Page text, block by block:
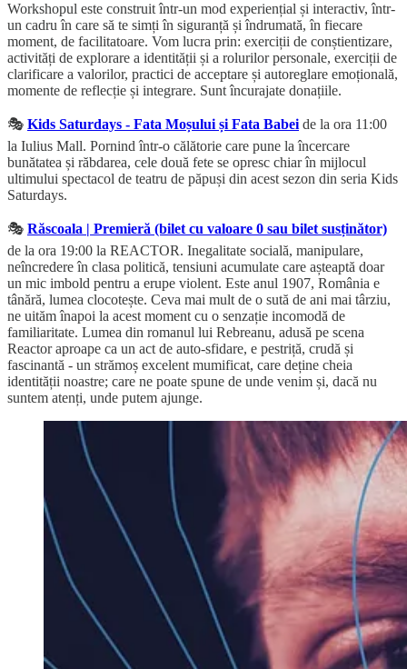
Workshopul este construit într-un mod experiențial și interactiv, într-
un cadru în care să te simți în siguranță și îndrumată, în fiecare
moment, de facilitatoare. Vom lucra prin: exerciții de conștientizare,
activități de explorare a identității și a rolurilor personale, exerciții de
clarificare a valorilor, practici de acceptare și autoreglare emoțională,
momente de reflecție și integrare. Sunt încurajate donațiile.
🎭 Kids Saturdays - Fata Moșului și Fata Babei de la ora 11:00
la Iulius Mall. Pornind într-o călătorie care pune la încercare
bunătatea și răbdarea, cele două fete se opresc chiar în mijlocul
ultimului spectacol de teatru de păpuși din acest sezon din seria Kids
Saturdays.
🎭 Răscoala | Premieră (bilet cu valoare 0 sau bilet susținător)
de la ora 19:00 la REACTOR. Inegalitate socială, manipulare,
neîncredere în clasa politică, tensiuni acumulate care așteaptă doar
un mic imbold pentru a erupe violent. Este anul 1907, România e
tânără, lumea clocotește. Ceva mai mult de o sută de ani mai târziu,
ne uităm înapoi la acest moment cu o senzație incomodă de
familiaritate. Lumea din romanul lui Rebreanu, adusă pe scena
Reactor aproape ca un act de auto-sfidare, e pestriță, crudă și
fascinantă - un strămoș excelent mumificat, care deține cheia
identității noastre; care ne poate spune de unde venim și, dacă nu
suntem atenți, unde putem ajunge.